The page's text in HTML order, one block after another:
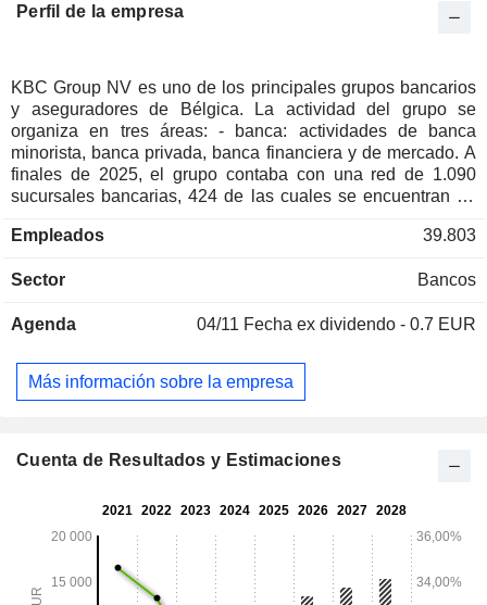
Perfil de la empresa
KBC Group NV es uno de los principales grupos bancarios
y aseguradores de Bélgica. La actividad del grupo se
organiza en tres áreas: - banca: actividades de banca
minorista, banca privada, banca financiera y de mercado. A
finales de 2025, el grupo contaba con una red de 1.090
sucursales bancarias, 424 de las cuales se encuentran en
euros en depósitos a la vista y 208.600 millones de euros en
de los ingresos por seguros) y seguros de vida (15,4 %); -
geográficamente de la siguiente manera: Bélgica (58,4 %),
y Eslovaquia (4,2 %).
Empleados 39.803
Sector Bancos
Agenda 04/11 Fecha ex dividendo - 0.7 EUR
Más información sobre la empresa
Cuenta de Resultados y Estimaciones